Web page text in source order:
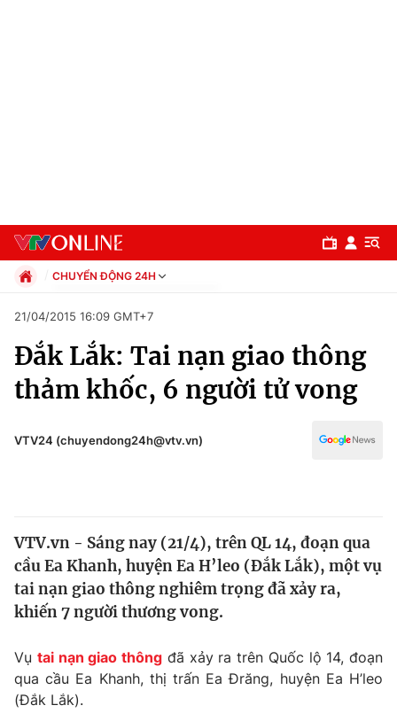
Chuyên mục
Chính trị
Y tế
Thế giới
Thế giới đó đây
Kinh tế
Tài chính
Dữ liệu và đời sống
CHUYỂN ĐỘNG 24H
Xã hội
Pháp luật
Thể thao
Văn hóa - Giải trí
Giáo dục
21/04/2015 16:09 GMT+7
Đắk Lắk: Tai nạn giao thông
thảm khốc, 6 người tử vong
VTV24 (chuyendong24h@vtv.vn)
VTV.vn - Sáng nay (21/4), trên QL 14, đoạn qua
cầu Ea Khanh, huyện Ea H’leo (Đắk Lắk), một vụ
tai nạn giao thông nghiêm trọng đã xảy ra,
khiến 7 người thương vong.
Vụ tai nạn giao thông đã xảy ra trên Quốc lộ 14, đoạn
qua cầu Ea Khanh, thị trấn Ea Đrăng, huyện Ea H’leo
(Đắk Lắk).